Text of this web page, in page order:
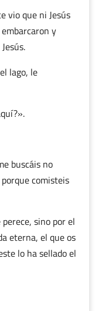
vio que ni Jesús
y
lago, le
buscáis no
comisteis
sino por el
eterna, el que os
lo ha sellado el